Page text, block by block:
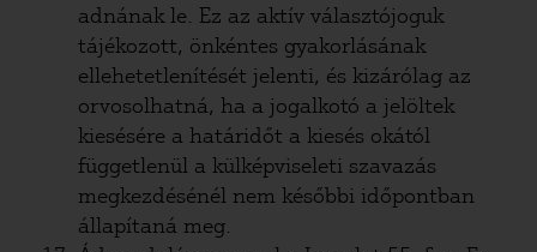
adnának le. Ez az aktív választójoguk
tájékozott, önkéntes gyakorlásának
ellehetetlenítését jelenti, és kizárólag az
orvosolhatná, ha a jogalkotó a jelöltek
kiesésére a határidőt a kiesés okától
függetlenül a külképviseleti szavazás
megkezdésénél nem későbbi időpontban
állapítaná meg.